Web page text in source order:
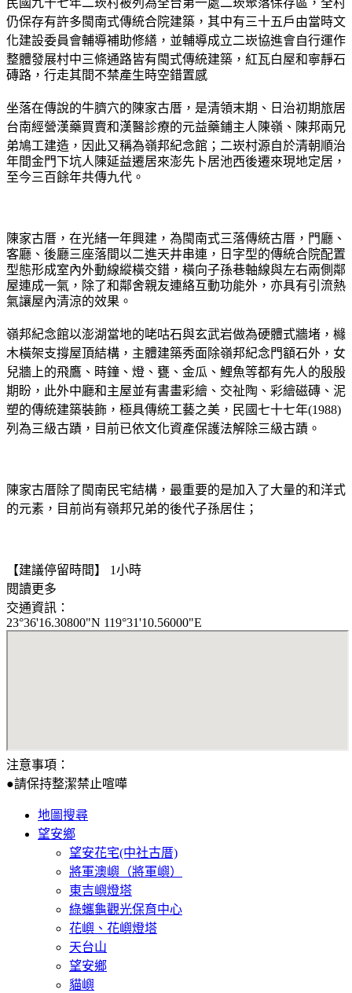
民國九十七年二崁村被列為全台第一處二崁聚落保存區，全村
仍保存有許多閩南式傳統合院建築，其中有三十五戶由當時文
化建設委員會輔導補助修繕，並輔導成立二崁協進會自行運作
整體發展村中三條通路皆有閩式傳統建築，紅瓦白屋和寧靜石
磚路，行走其間不禁產生時空錯置感
坐落在傳說的牛臍穴的陳家古厝，是清領末期、日治初期旅居
台南經營漢藥買賣和漢醫診療的元益藥鋪主人陳嶺 、陳邦兩兄
弟鳩工建造，因此又稱為嶺邦紀念館； 二崁村源自於清朝順治
年間金門下坑人陳延益遷居來澎先卜居池西後遷來現地定居，
至今三百餘年共傳九代。
陳家古厝 ，在光緒一年興建，為閩南式三落傳統古厝，門廳、
客廳、後廳三座落間以二進天井串連，日字型的傳統合院配置
型態形成室內外動線縱橫交錯，橫向子孫巷軸線與左右兩側鄰
屋連成一氣，除了和鄰舍親友連絡互動功能外，亦具有引流熱
氣讓屋內清涼的效果。
嶺邦紀念館以澎湖當地的咾咕石與玄武岩做為硬體式牆堵，櫞
木橫架支撐屋頂結構，主體建築秀面除嶺邦紀念門額石外，女
兒牆上的飛鷹、時鐘、燈、甕、金瓜、鯉魚等都有先人的殷殷
期盼，此外中廳和主屋並有書畫彩繪、交祉陶、彩繪磁磚、泥
塑的傳統建築裝飾，極具傳統工藝之美，民國七十七年(1988)
列為三級古蹟，目前已依文化資產保護法解除三級古蹟。
陳家古厝除了閩南民宅結構，最重要的是加入了大量的和洋式
的元素，目前尚有嶺邦兄弟的後代子孫居住；
【建議停留時間】 1小時
閱讀更多
交通資訊：
23°36'16.30800"N 119°31'10.56000"E
注意事項：
●請保持整潔禁止喧嘩
地圖搜尋
望安鄉
望安花宅(中社古厝)
將軍澳嶼（將軍嶼）
東吉嶼燈塔
綠蠵龜觀光保育中心
花嶼、花嶼燈塔
天台山
望安鄉
貓嶼